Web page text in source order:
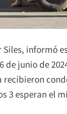
informó
junio de
3 esperan el